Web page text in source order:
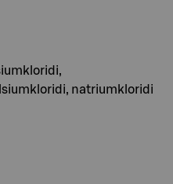
natriumkloridi